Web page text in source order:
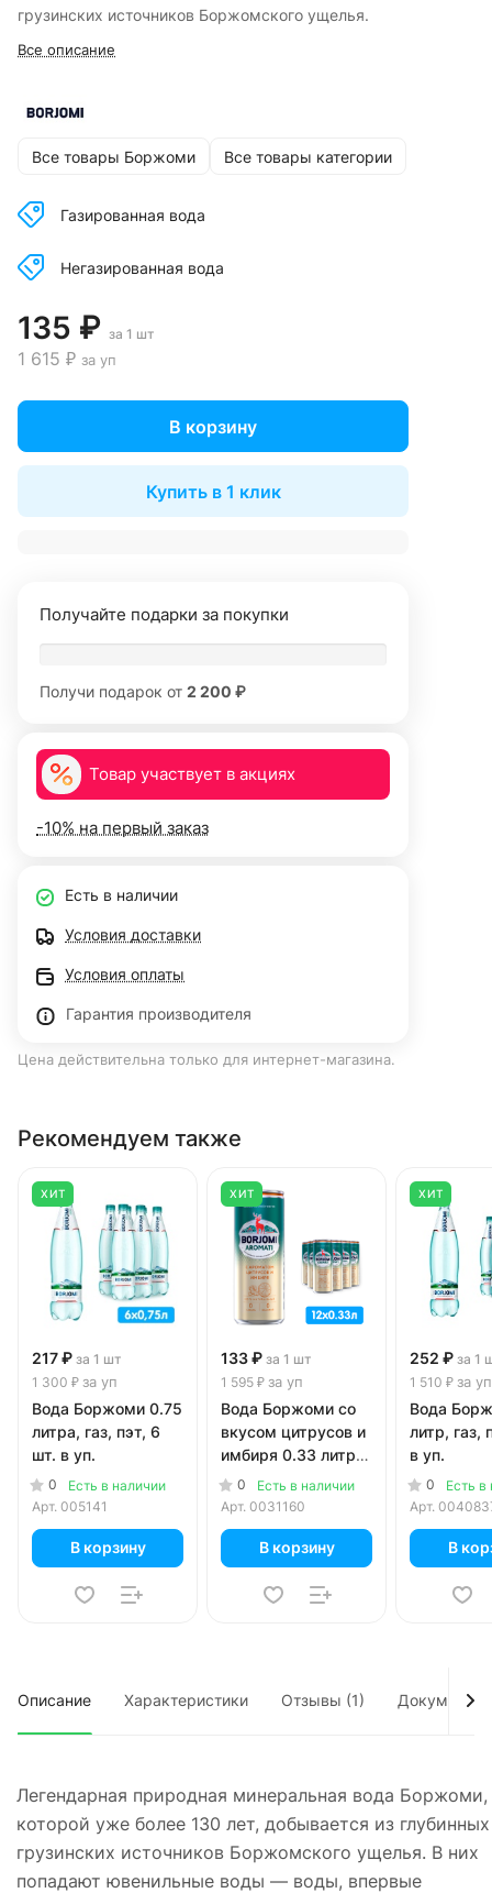
грузинских источников Боржомского ущелья.
Все описание
Все товары Боржоми Все товары категории
Газированная вода
Негазированная вода
135 ₽ за 1 шт
1 615 ₽ за уп
В корзину
Купить в 1 клик
Получайте подарки за покупки
Получи подарок от 2 200 ₽
Товар участвует в акциях
-10% на первый заказ
Есть в наличии
Условия доставки
Условия оплаты
Гарантия производителя
Цена действительна только для интернет-магазина.
Рекомендуем также
ХИТ
217 ₽ за 1 шт
1 300 ₽ за уп
Вода Боржоми 0.75
литра, газ, пэт, 6
шт. в уп.
0
Есть в наличии
Арт. 005141
В корзину
ХИТ
133 ₽ за 1 шт
1 595 ₽ за уп
Вода Боржоми со
вкусом цитрусов и
имбиря 0.33 литра,
газ, ж/б, 12 шт. в
уп.
0
Есть в наличии
Арт. 0031160
В корзину
ХИТ
252 ₽ за 1
1 510 ₽ за уп
Вода
литр, газ,
в уп.
0
Есть в
Арт.
В
Описание Характеристики Отзывы (1) Документы
Легендарная природная минеральная вода Боржоми,
которой уже более 130 лет, добывается из глубинных
грузинских источников Боржомского ущелья. В них
попадают ювенильные воды — воды, впервые